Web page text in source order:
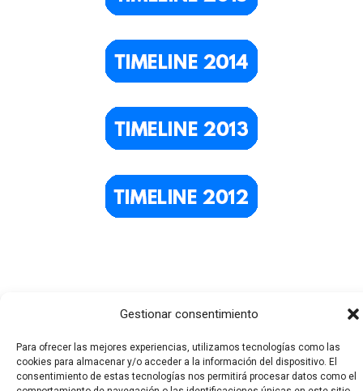
Gestionar consentimiento
Para ofrecer las mejores experiencias, utilizamos tecnologías como las
cookies para almacenar y/o acceder a la información del dispositivo. El
consentimiento de estas tecnologías nos permitirá procesar datos como el
Todos los derechos © 2026 El Funerario Digital | Funciona